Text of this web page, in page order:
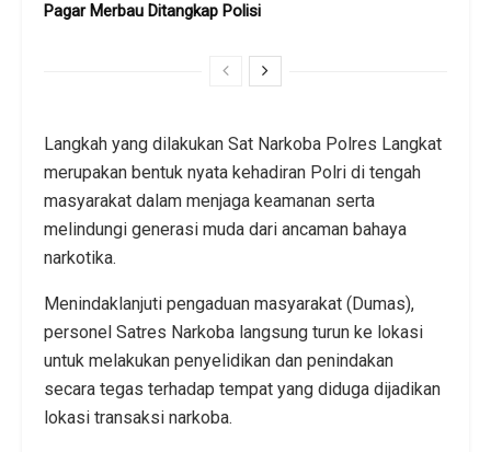
Pagar Merbau Ditangkap Polisi
Langkah yang dilakukan Sat Narkoba Polres Langkat
merupakan bentuk nyata kehadiran Polri di tengah
masyarakat dalam menjaga keamanan serta
melindungi generasi muda dari ancaman bahaya
narkotika.
Menindaklanjuti pengaduan masyarakat (Dumas),
personel Satres Narkoba langsung turun ke lokasi
untuk melakukan penyelidikan dan penindakan
secara tegas terhadap tempat yang diduga dijadikan
lokasi transaksi narkoba.